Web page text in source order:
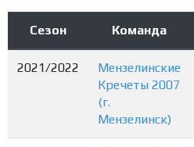
Сезон Команда
2021/2022
Мензелинские
Кречеты 2007
(г.
Мензелинск)